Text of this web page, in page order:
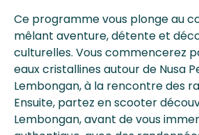
Ce programme vous plonge au
mêlant aventure, détente et
culturelles. Vous commencerez
eaux cristallines autour de Nusa
Lembongan, à la rencontre des
Ensuite, partez en scooter
Lembongan, avant de vous